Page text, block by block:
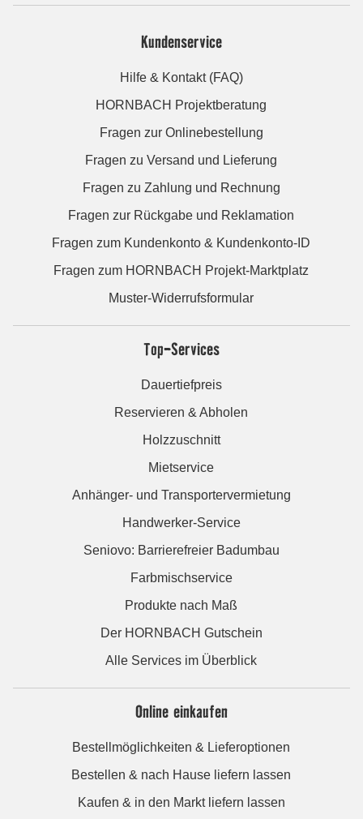
Kundenservice
Hilfe & Kontakt (FAQ)
HORNBACH Projektberatung
Fragen zur Onlinebestellung
Fragen zu Versand und Lieferung
Fragen zu Zahlung und Rechnung
Fragen zur Rückgabe und Reklamation
Fragen zum Kundenkonto & Kundenkonto-ID
Fragen zum HORNBACH Projekt-Marktplatz
Muster-Widerrufsformular
Top-Services
Dauertiefpreis
Reservieren & Abholen
Holzzuschnitt
Mietservice
Anhänger- und Transportervermietung
Handwerker-Service
Seniovo: Barrierefreier Badumbau
Farbmischservice
Produkte nach Maß
Der HORNBACH Gutschein
Alle Services im Überblick
Online einkaufen
Bestellmöglichkeiten & Lieferoptionen
Bestellen & nach Hause liefern lassen
Kaufen & in den Markt liefern lassen